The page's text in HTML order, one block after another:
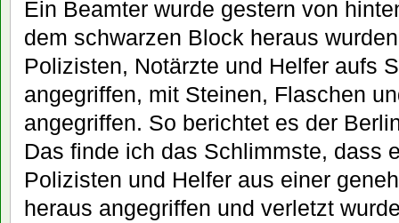
Ein Beamter wurde gestern von
dem schwarzen Block heraus
Polizisten, Notärzte und Helfer aufs
angegriffen, mit Steinen, Flaschen
angegriffen. So berichtet es der
Das finde ich das Schlimmste, dass
Polizisten und Helfer aus einer
heraus angegriffen und verletzt